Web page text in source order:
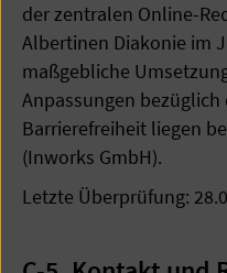
der zentralen Online-
Albertinen Diakonie im
maßgebliche
Anpassungen
Barrierefreiheit liegen
(Inworks GmbH).
Letzte Überprüfung: